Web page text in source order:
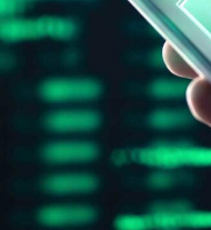
UNIBL, odnosno
angažman u
smještene u NTP
rektor Univerziteta
Nikola Dragović,
parka Republike
RTRS, još neke novine.
Cilj je da u 2024.
na preko 2.000, i
bude preko 70 mil